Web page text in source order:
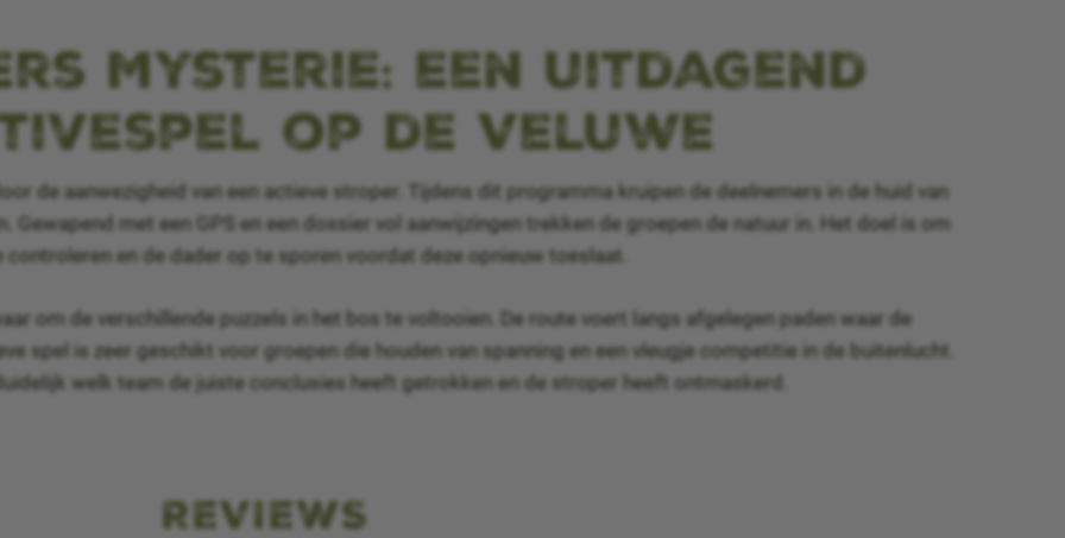
Mysterie: een uitdagend
op de Veluwe
de aanwezigheid van een actieve stroper. Tijdens dit programma kruipen de deelnemers in de huid van
met een GPS en een dossier vol aanwijzingen trekken de groepen de natuur in. Het doel is om
en de dader op te sporen voordat deze opnieuw toeslaat.
om de verschillende puzzels in het bos te voltooien. De route voert langs afgelegen paden waar de
spel is zeer geschikt voor groepen die houden van spanning en een vleugje competitie in de buitenlucht.
welk team de juiste conclusies heeft getrokken en de stroper heeft ontmaskerd.
REVIEWS